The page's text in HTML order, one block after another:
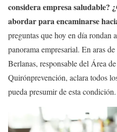
considera empresa saludable?
abordar para encaminarse
preguntas que hoy en día rondan
panorama empresarial. En aras
Berlanas, responsable del Área
Quirónprevención, aclara todos
pueda presumir de esta condición.